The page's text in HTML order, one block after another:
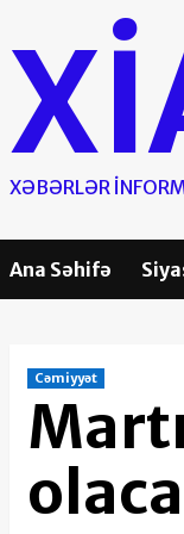
content
XƏBƏRLƏR
Ana Səhifə
Cəmiyyət